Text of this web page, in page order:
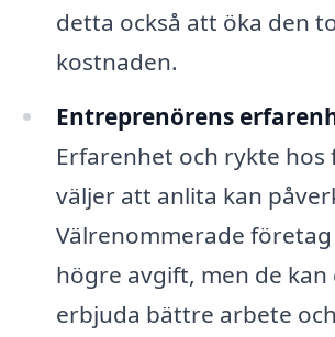
detta också att öka den
kostnaden.
Entreprenörens
Erfarenhet och rykte
väljer att anlita kan
Välrenommerade
högre avgift, men de kan
erbjuda bättre arbete